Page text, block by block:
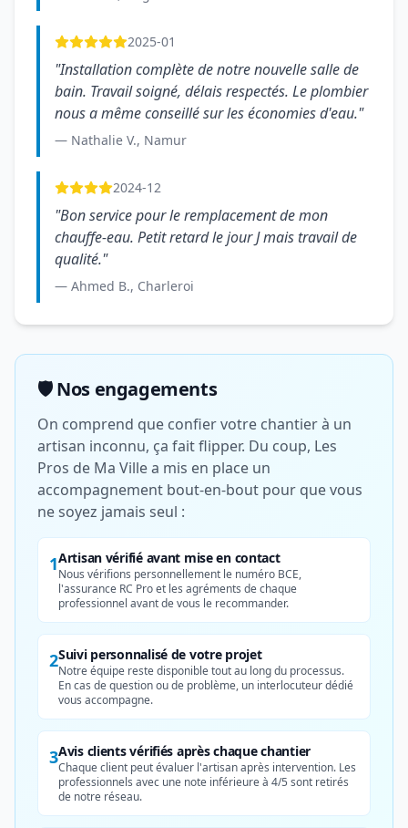
2025-01
"Installation complète de notre nouvelle salle de
bain. Travail soigné, délais respectés. Le plombier
nous a même conseillé sur les économies d'eau."
— Nathalie V., Namur
2024-12
"Bon service pour le remplacement de mon
chauffe-eau. Petit retard le jour J mais travail de
qualité."
— Ahmed B., Charleroi
🛡️ Nos engagements
On comprend que confier votre chantier à un
artisan inconnu, ça fait flipper. Du coup, Les
Pros de Ma Ville a mis en place un
accompagnement bout-en-bout pour que vous
ne soyez jamais seul :
1Artisan vérifié avant mise en contact
Nous vérifions personnellement le numéro BCE,
l'assurance RC Pro et les agréments de chaque
professionnel avant de vous le recommander.
2Suivi personnalisé de votre projet
Notre équipe reste disponible tout au long du processus.
En cas de question ou de problème, un interlocuteur dédié
vous accompagne.
3Avis clients vérifiés après chaque chantier
Chaque client peut évaluer l'artisan après intervention. Les
professionnels avec une note inférieure à 4/5 sont retirés
de notre réseau.